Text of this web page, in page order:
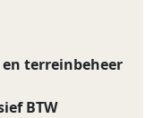
terreinbeheer
BTW